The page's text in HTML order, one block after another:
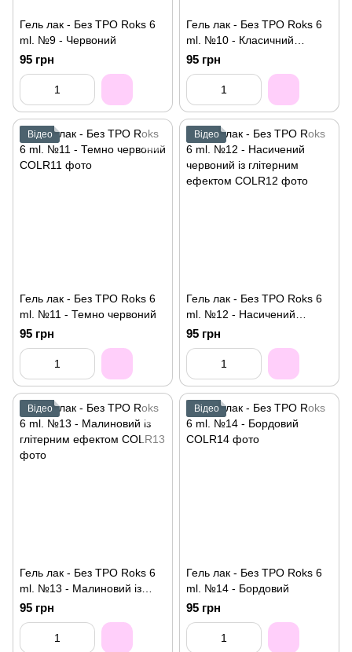
Гель лак - Без ТРО Roks 6
ml. №9 - Червоний
95 грн
Гель лак - Без ТРО Roks 6
ml. №10 - Класичний
пурпурний червоний
95 грн
Відео
Гель лак - Без ТРО Roks 6
ml. №11 - Темно червоний
95 грн
Відео
Гель лак - Без ТРО Roks 6
ml. №12 - Насичений
червоний із глітерним
ефектом
95 грн
Відео
Гель лак - Без ТРО Roks 6
ml. №13 - Малиновий із
глітерним ефектом
95 грн
Відео
Гель лак - Без ТРО Roks 6
ml. №14 - Бордовий
95 грн